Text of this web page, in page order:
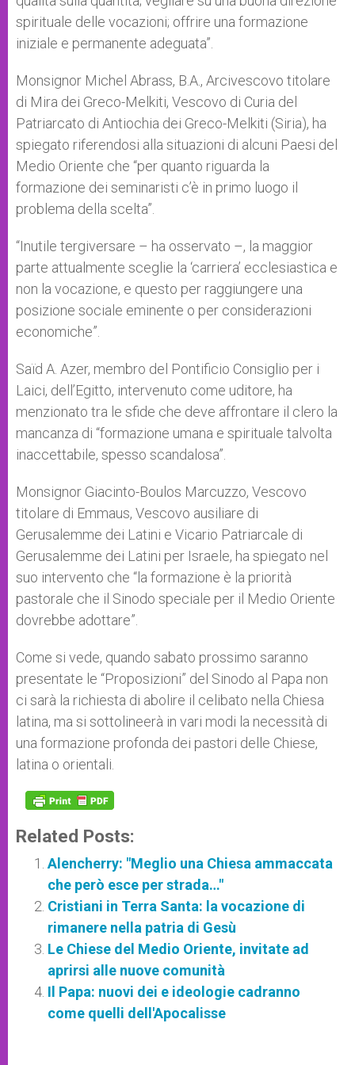
spirituale delle vocazioni; offrire una formazione
iniziale e permanente adeguata”.
Monsignor Michel Abrass, B.A., Arcivescovo titolare
di Mira dei Greco-Melkiti, Vescovo di Curia del
Patriarcato di Antiochia dei Greco-Melkiti (Siria), ha
spiegato riferendosi alla situazioni di alcuni Paesi del
Medio Oriente che “per quanto riguarda la
formazione dei seminaristi c’è in primo luogo il
problema della scelta”.
“Inutile tergiversare – ha osservato –, la maggior
parte attualmente sceglie la ‘carriera’ ecclesiastica e
non la vocazione, e questo per raggiungere una
posizione sociale eminente o per considerazioni
economiche”.
Saïd A. Azer, membro del Pontificio Consiglio per i
Laici, dell’Egitto, intervenuto come uditore, ha
menzionato tra le sfide che deve affrontare il clero la
mancanza di “formazione umana e spirituale talvolta
inaccettabile, spesso scandalosa”.
Monsignor Giacinto-Boulos Marcuzzo, Vescovo
titolare di Emmaus, Vescovo ausiliare di
Gerusalemme dei Latini e Vicario Patriarcale di
Gerusalemme dei Latini per Israele, ha spiegato nel
suo intervento che “la formazione è la priorità
pastorale che il Sinodo speciale per il Medio Oriente
dovrebbe adottare”.
Come si vede, quando sabato prossimo saranno
presentate le “Proposizioni” del Sinodo al Papa non
ci sarà la richiesta di abolire il celibato nella Chiesa
latina, ma si sottolineerà in vari modi la necessità di
una formazione profonda dei pastori delle Chiese,
latina o orientali.
Related Posts:
Alencherry: "Meglio una Chiesa ammaccata
che però esce per strada…"
Cristiani in Terra Santa: la vocazione di
rimanere nella patria di Gesù
Le Chiese del Medio Oriente, invitate ad
aprirsi alle nuove comunità
Il Papa: nuovi dei e ideologie cadranno
come quelli dell'Apocalisse